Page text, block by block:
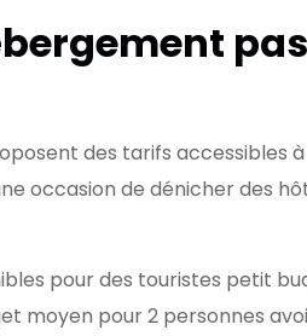
des tarifs accessibles à
occasion de dénicher des
pour des touristes petit
moyen pour 2 personnes